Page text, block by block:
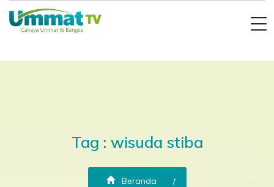
Tag : wisuda stiba
Beranda